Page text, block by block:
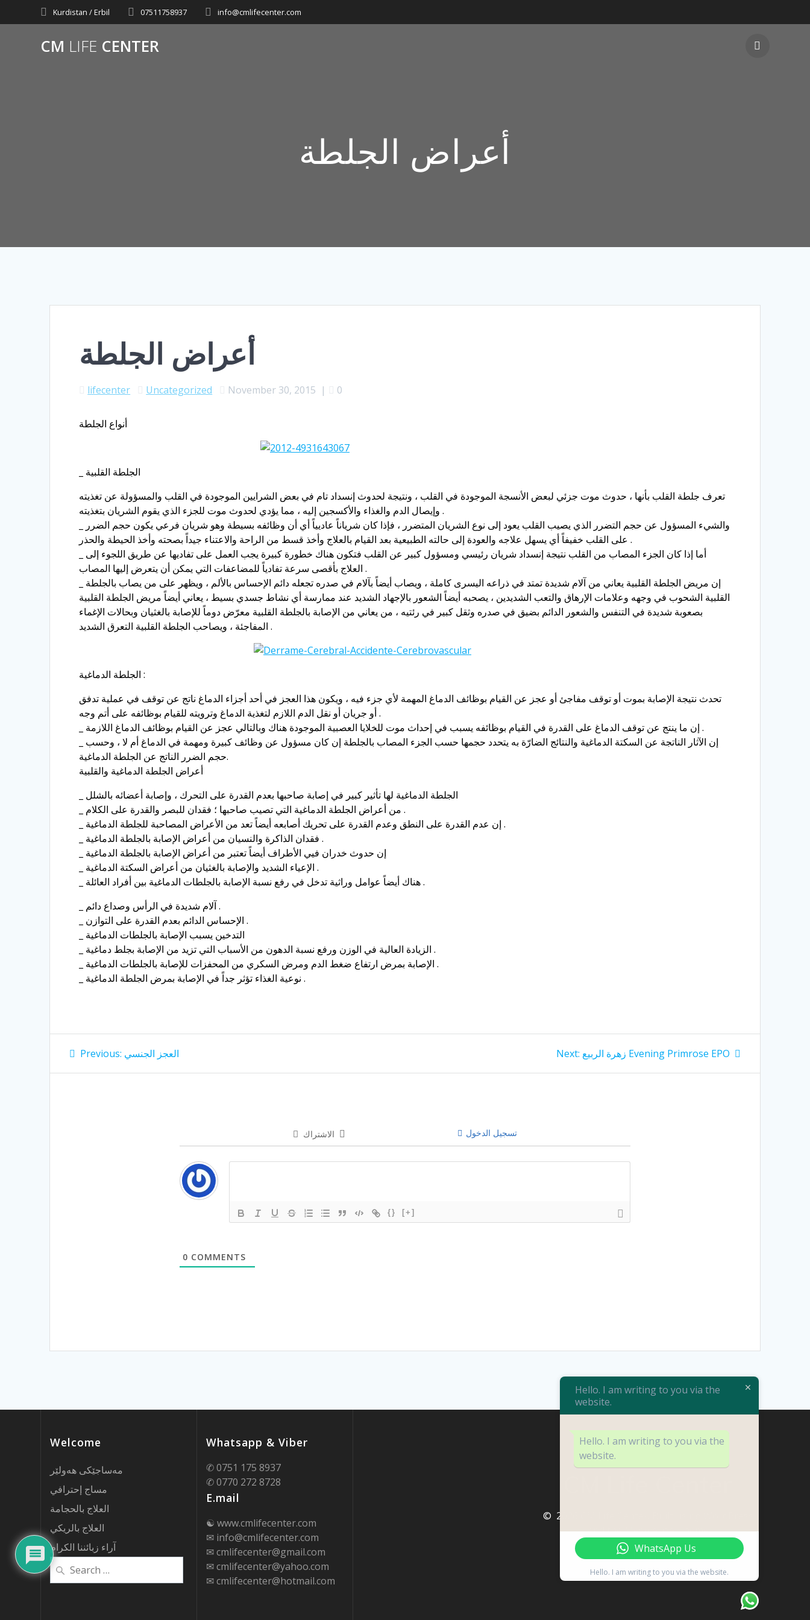
to
Kurdistan / Erbil 07511758937 info@cmlifecenter.com
CM LIFE CENTER
أعراض الجلطة
أعراض الجلطة
lifecenter Uncategorized November 30, 2015 | 0
أنواع الجلطة
_ الجلطة القلبية
تعرف جلطة القلب بأنها ، حدوث موت جزئي لبعض الأنسجة الموجودة في القلب ، ونتيجة لحدوث إنسداد تام في بعض الشرايين الموجودة في القلب والمسؤولة عن تغذيته
وإيصال الدم والغذاء والأكسجين إليه ، مما يؤدي لحدوث موت للجزء الذي يقوم الشريان بتغذيته .
على القلب خفيفاً أي يسهل علاجه والعودة إلى حالته الطبيعية بعد القيام بالعلاج وأخذ قسط من الراحة والاعتناء جيداً بصحته وأخذ الحيطة والحذر .
العلاج بأقصى سرعة تفادياً للمضاعفات التي يمكن أن يتعرض إليها المصاب .
القلبية الشحوب في وجهه وعلامات الإرهاق والتعب الشديدين ، يصحبه أيضاً الشعور بالإجهاد الشديد عند ممارسة أي نشاط جسدي بسيط ، يعاني أيضاً مريض الجلطة القلبية
بصعوبة شديدة في التنفس والشعور الدائم بضيق في صدره وثقل كبير في رئتيه ، من يعاني من الإصابة بالجلطة القلبية معرّض دوماً للإصابة بالغثيان وبحالات الإغماء
المفاجئة ، ويصاحب الجلطة القلبية التعرق الشديد .
الجلطة الدماغية :
تحدث نتيجة الإصابة بموت أو توقف مفاجئ أو عجز عن القيام بوظائف الدماغ المهمة لأي جزء فيه ، ويكون هذا العجز في أحد أجزاء الدماغ ناتج عن توقف في عملية تدفق
أو جريان أو نقل الدم اللازم لتغذية الدماغ وترويته للقيام بوظائفه على أتم وجه .
_ إن ما ينتج عن توقف الدماغ على القدرة في القيام بوظائفه يسبب في إحداث موت للخلايا العصبية الموجودة هناك وبالتالي عجز عن القيام بوظائف الدماغ اللازمة .
حجم الضرر الناتج عن الجلطة الدماغية.
أعراض الجلطة الدماغية والقلبية
_ الجلطة الدماغية لها تأثير كبير في إصابة صاحبها بعدم القدرة على التحرك ، وإصابة أعضائه بالشلل
_ من أعراض الجلطة الدماغية التي تصيب صاحبها ؛ فقدان للبصر والقدرة على الكلام .
_ إن عدم القدرة على النطق وعدم القدرة على تحريك أصابعه أيضاً تعد من الأعراض المصاحبة للجلطة الدماغية .
_ فقدان الذاكرة والنسيان من أعراض الإصابة بالجلطة الدماغية .
_ إن حدوث خدران فيي الأطراف أيضاً تعتبر من أعراض الإصابة بالجلطة الدماغية
_ الإعياء الشديد والإصابة بالغثيان من أعراض السكتة الدماغية .
_ هناك أيضاً عوامل وراثية تدخل في رفع نسبة الإصابة بالجلطات الدماغية بين أفراد العائلة .
_ آلام شديدة في الرأس وصداع دائم .
_ الإحساس الدائم بعدم القدرة على التوازن .
_ التدخين يسبب الإصابة بالجلطات الدماغية
_ الزيادة العالية في الوزن ورفع نسبة الدهون من الأسباب التي تزيد من الإصابة بجلط دماغية .
_ الإصابة بمرض ارتفاع ضغط الدم ومرض السكري من المحفزات للإصابة بالجلطات الدماغية .
_ نوعية الغذاء تؤثر جداً في الإصابة بمرض الجلطة الدماغية .
Post
navigation
Previous: Previous
العجز الجنسي Next: Next
زهرة الربيع Evening Primrose EPO
الاشتراك تسجيل الدخول
{} [+]
0 COMMENTS
Welcome
مەساجێکی هەولێر
مساج إحترافي
العلاج بالحجامة
العلاج بالريكي
آراء زبائننا الكرام
Search
for:
Whatsapp & Viber
✆ 0751 175 8937
✆ 0770 272 8728
E.mail
☯ www.cmlifecenter.com
✉ info@cmlifecenter.com
✉ cmlifecenter@gmail.com
✉ cmlifecenter@yahoo.com
✉ cmlifecenter@hotmail.com
© 2026 CM Life Center. Built using WordPress
and theMesmerize Theme
Hello. I am writing to you via the
website.
Hello. I am writing to you via the
website.
WhatsApp Us
Hello. I am writing to you via the website.